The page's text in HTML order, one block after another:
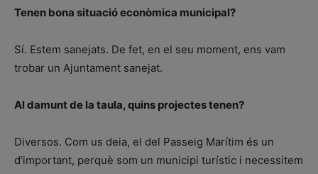
Tenen bona situació econòmica municipal?
Sí. Estem sanejats. De fet, en el seu moment, ens vam
trobar un Ajuntament sanejat.
Al damunt de la taula, quins projectes tenen?
Diversos. Com us deia, el del Passeig Marítim és un
d’important, perquè som un municipi turístic i necessitem